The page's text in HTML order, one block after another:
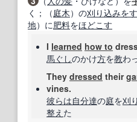
く；（庭木）の刈り込みを
地）に肥料をほどこす
I learned how to
馬ぐしのかけ方を教わ
They dressed their
vines.
彼らは自分達の庭を刈
整え た